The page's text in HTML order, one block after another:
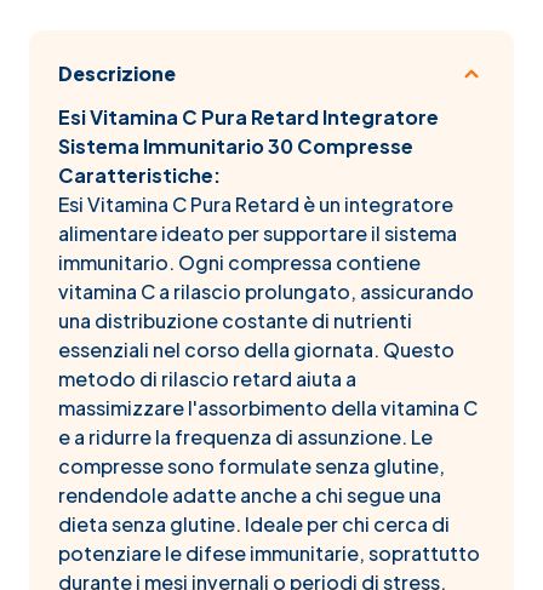
Descrizione
Esi Vitamina C Pura Retard Integratore
Sistema Immunitario 30 Compresse
Caratteristiche:
Esi Vitamina C Pura Retard è un integratore
alimentare ideato per supportare il sistema
immunitario. Ogni compressa contiene
vitamina C a rilascio prolungato, assicurando
una distribuzione costante di nutrienti
essenziali nel corso della giornata. Questo
metodo di rilascio retard aiuta a
massimizzare l'assorbimento della vitamina C
e a ridurre la frequenza di assunzione. Le
compresse sono formulate senza glutine,
rendendole adatte anche a chi segue una
dieta senza glutine. Ideale per chi cerca di
potenziare le difese immunitarie, soprattutto
durante i mesi invernali o periodi di stress.